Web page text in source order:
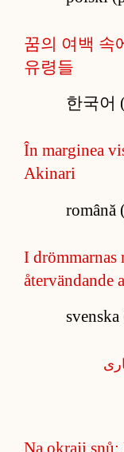
꿈의 여백 속
유령들
한국어
În marginea
Akinari
română
I drömmarnas
återvändande